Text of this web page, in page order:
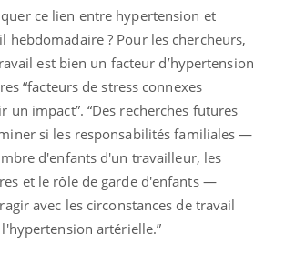
ce lien entre hypertension et
hebdomadaire ? Pour les chercheurs,
est bien un facteur d’hypertension
“facteurs de stress connexes
un impact”. “Des recherches futures
si les responsabilités familiales —
d'enfants d'un travailleur, les
et le rôle de garde d'enfants —
avec les circonstances de travail
artérielle.”